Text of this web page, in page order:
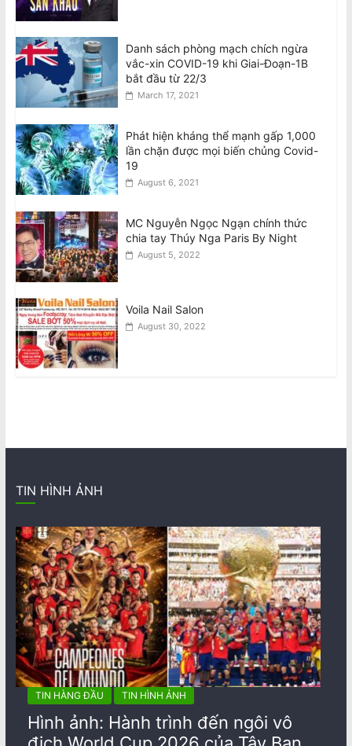
Danh sách phòng mạch chích ngừa
vắc-xin COVID-19 khi Giai-Đoạn-1B
bắt đầu từ 22/3
March 17, 2021
Phát hiện kháng thể mạnh gấp 1,000
lần chặn được mọi biến chủng Covid-
19
August 6, 2021
MC Nguyễn Ngọc Ngạn chính thức
chia tay Thúy Nga Paris By Night
August 5, 2022
Voila Nail Salon
August 30, 2022
TIN HÌNH ẢNH
TIN HÀNG ĐẦU TIN HÌNH ẢNH
Hình ảnh: Hành trình đến ngôi vô